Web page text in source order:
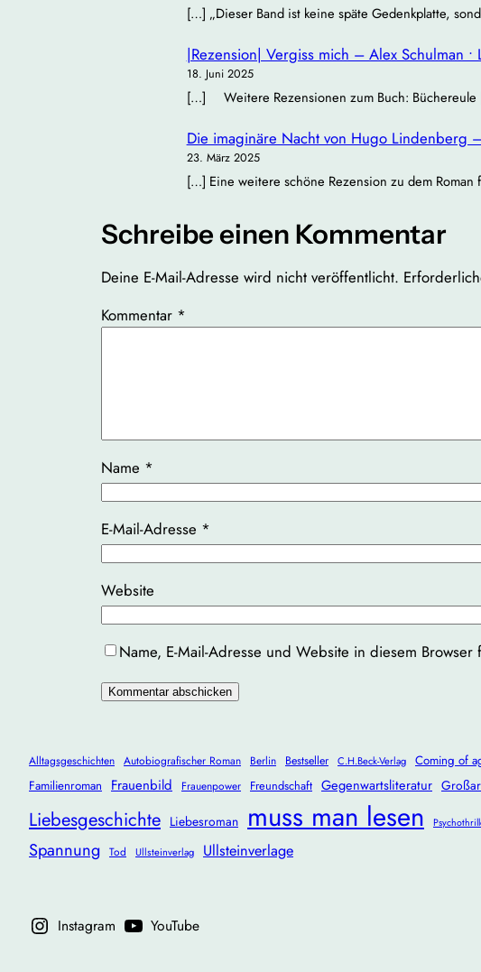
[…] „Dieser Band ist keine späte Gedenkplatte,
|Rezension| Vergiss mich – Alex Schulman •
18. Juni 2025
[…] Weitere Rezensionen zum Buch: Büchereule
Die imaginäre Nacht von Hugo Lindenberg
23. März 2025
[…] Eine weitere schöne Rezension zu dem
Schreibe einen Kommentar
Deine E-Mail-Adresse wird nicht veröffentlicht.
Kommentar *
Name *
E-Mail-Adresse *
Website
Name, E-Mail-Adresse und Website in diesem
Alltagsgeschichten Autobiografischer Roman Berlin Bestseller C.H.Beck-Verlag Coming of
Familienroman Frauenbild Frauenpower Freundschaft Gegenwartsliteratur
Liebesgeschichte Liebesroman muss man lesen
Spannung Tod Ullsteinverlag Ullsteinverlage
Instagram YouTube